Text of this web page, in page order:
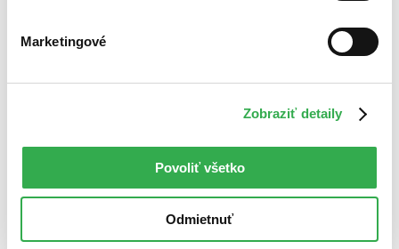
Marketingové
Zobraziť detaily
Povoliť všetko
Odmietnuť
Najdrahšie
Najlacnejšie
v predpredaji
vyhovujúci zadaným podmienkam.
Chcete poradiť knihu?